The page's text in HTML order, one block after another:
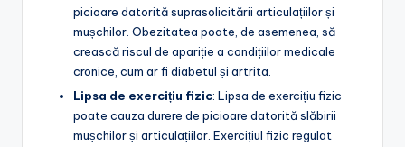
picioare datorită suprasolicitării articulațiilor și
mușchilor. Obezitatea poate, de asemenea, să
crească riscul de apariție a condițiilor medicale
cronice, cum ar fi diabetul și artrita.
Lipsa de exercițiu fizic: Lipsa de exercițiu fizic
poate cauza durere de picioare datorită slăbirii
mușchilor și articulațiilor. Exercițiul fizic regulat